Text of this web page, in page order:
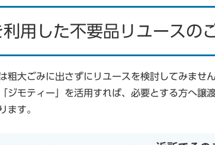
用した不要品リユースの
粗大ごみに出さずにリユースを検討してみません
ジモティー」を活用すれば、必要とする方へ譲
ます。